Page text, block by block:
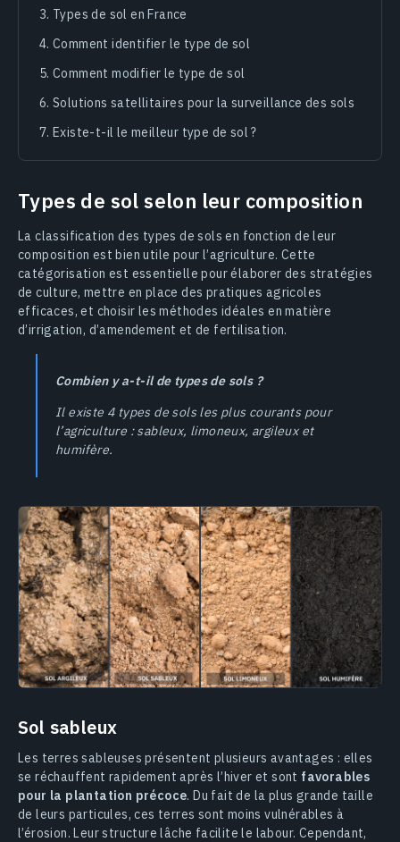
Types de sol en France
Comment identifier le type de sol
Comment modifier le type de sol
Solutions satellitaires pour la surveillance des sols
Existe-t-il le meilleur type de sol ?
Types de sol selon leur composition
La classification des types de sols en fonction de leur
composition est bien utile pour l’agriculture. Cette
catégorisation est essentielle pour élaborer des stratégies
de culture, mettre en place des pratiques agricoles
efficaces, et choisir les méthodes idéales en matière
d’irrigation, d’amendement et de fertilisation.
Combien y a-t-il de types de sols ?
Il existe 4 types de sols les plus courants pour
l’agriculture : sableux, limoneux, argileux et
humifère.
Sol sableux
Les terres sableuses présentent plusieurs avantages : elles
se réchauffent rapidement après l’hiver et sont favorables
pour la plantation précoce. Du fait de la plus grande taille
de leurs particules, ces terres sont moins vulnérables à
l’érosion. Leur structure lâche facilite le labour. Cependant,